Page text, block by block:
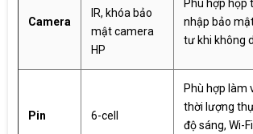
Camera
IR, khóa bảo
mật camera
HP
Phù hợp họp
nhập bảo
tư khi không
Pin 6-cell
Phù hợp làm
thời lượng
độ sáng, Wi-